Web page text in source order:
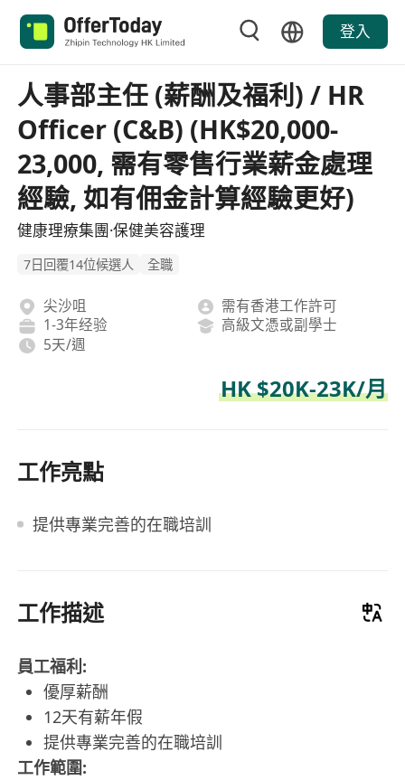
登入
人事部主任 (薪酬及福利) / HR
Officer (C&B) (HK$20,000-
23,000, 需有零售行業薪金處理
經驗, 如有佣金計算經驗更好)
健康理療集團·保健美容護理
7日回覆14位候選人 全職
尖沙咀
需有香港工作許可
1-3年经验
高級文憑或副學士
5天/週
HK $20K-23K/月
工作亮點
提供專業完善的在職培訓
工作描述
員工福利:
優厚薪酬
12天有薪年假
提供專業完善的在職培訓
工作範圍: